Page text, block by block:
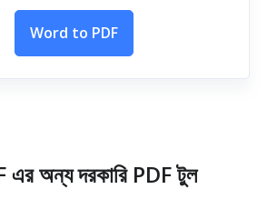
Word to PDF
অন্য দরকারি PDF টুল